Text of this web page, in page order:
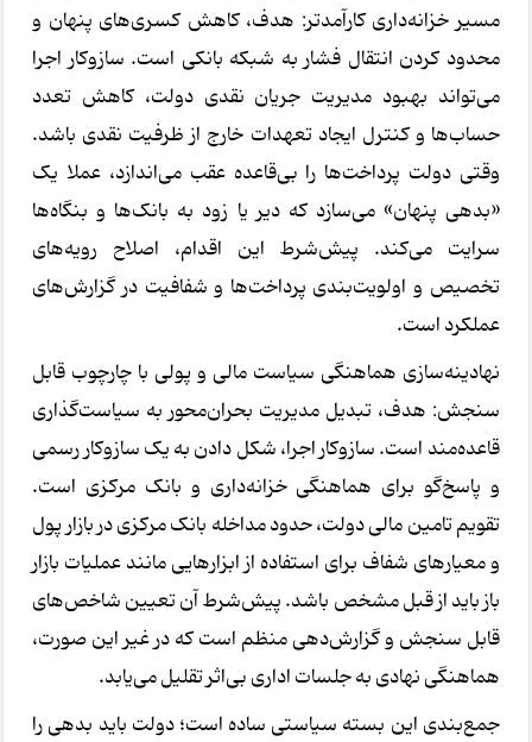
مسیر خزانه‌داری کارآمدتر: هدف، کاهش کسری‌های پنهان و
محدود کردن انتقال فشار به شبکه بانکی است. سازوکار اجرا
می‌تواند بهبود مدیریت جریان نقدی دولت، کاهش تعدد
حساب‌ها و کنترل ایجاد تعهدات خارج از ظرفیت نقدی باشد.
وقتی دولت پرداخت‌ها را بی‌قاعده عقب می‌اندازد، عملا یک
«بدهی پنهان» می‌سازد که دیر یا زود به بانک‌ها و بنگاه‌ها
سرایت می‌کند. پیش‌شرط این اقدام، اصلاح رویه‌های
تخصیص و اولویت‌بندی پرداخت‌ها و شفافیت در گزارش‌های
عملکرد است.
نهادینه‌سازی هماهنگی سیاست مالی و پولی با چارچوب قابل
سنجش: هدف، تبدیل مدیریت بحران‌محور به سیاست‌گذاری
قاعده‌مند است. سازوکار اجرا، شکل دادن به یک سازوکار رسمی
و پاسخ‌گو برای هماهنگی خزانه‌داری و بانک مرکزی است.
تقویم تامین مالی دولت، حدود مداخله بانک مرکزی در بازار پول
و معیارهای شفاف برای استفاده از ابزارهایی مانند عملیات بازار
باز باید از قبل مشخص باشد. پیش‌شرط آن تعیین شاخص‌های
قابل سنجش و گزارش‌دهی منظم است که در غیر این صورت،
هماهنگی نهادی به جلسات اداری بی‌اثر تقلیل می‌یابد.
جمع‌بندی این بسته سیاستی ساده است؛ دولت باید بدهی را